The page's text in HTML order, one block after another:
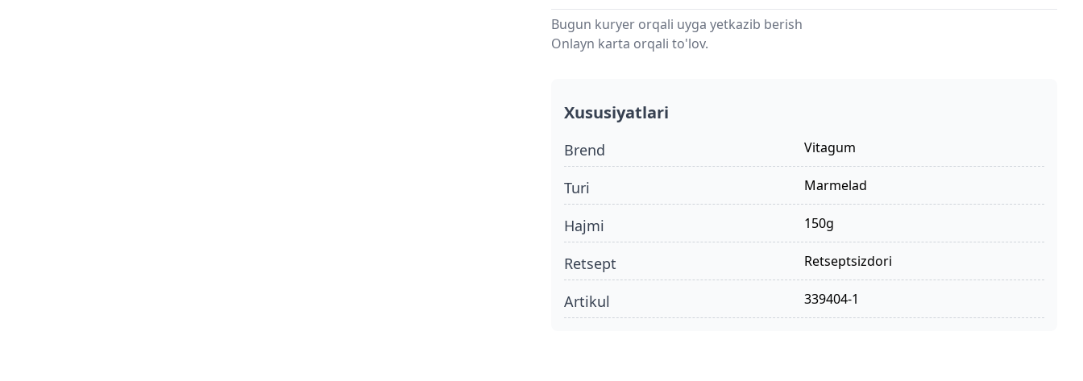
Bugun kuryer orqali uyga yetkazib berish
Onlayn karta orqali to'lov.
Xususiyatlari
Brend Vitagum
turi Marmelad
hajmi 150g
retsept retseptsizdori
Artikul 339404-1